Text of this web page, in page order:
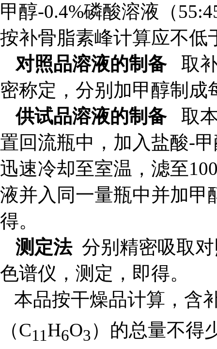
甲醇-0.4%磷酸溶液（
按补骨脂素峰计算应不低
对照品溶液的制备
取
密称定，分别加甲醇制成
供试品溶液的制备
取
置回流瓶中，加入盐酸-
迅速冷却至室温，滤至
液并入同一量瓶中并加甲
得。
测定法 分别精密吸取
色谱仪，测定，即得。
本品按干燥品计算，含
（C11H6O3）的总量不得